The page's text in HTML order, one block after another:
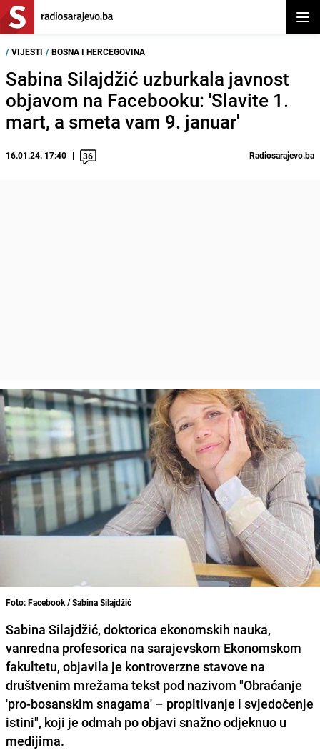
/ VIJESTI / BOSNA I HERCEGOVINA
Sabina Silajdžić uzburkala javnost
objavom na Facebooku: 'Slavite 1.
mart, a smeta vam 9. januar'
16.01.24. 17:40 36 Radiosarajevo.ba
Foto: Facebook / Sabina Silajdžić
Sabina Silajdžić, doktorica ekonomskih nauka,
vanredna profesorica na sarajevskom Ekonomskom
fakultetu, objavila je kontroverzne stavove na
društvenim mrežama tekst pod nazivom "Obraćanje
'pro-bosanskim snagama' – propitivanje i svjedočenje
istini", koji je odmah po objavi snažno odjeknuo u
medijima.